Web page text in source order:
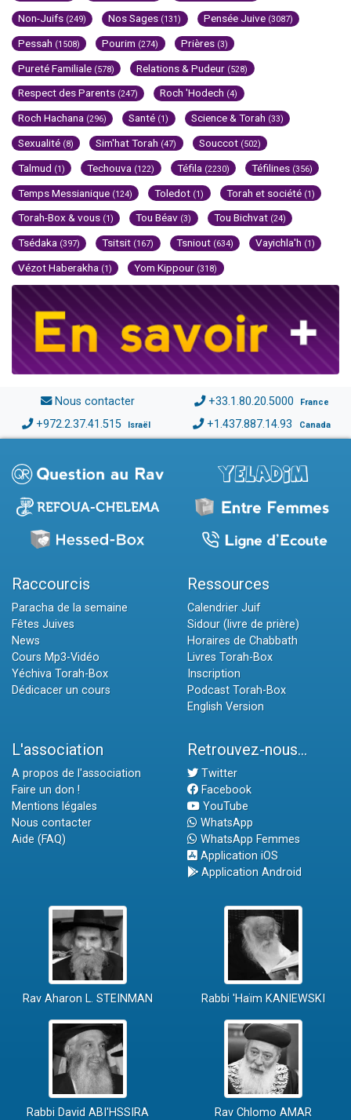
Non-Juifs (249) Nos Sages (131) Pensée Juive (3087)
Pessah (1508) Pourim (274) Prières (3)
Pureté Familiale (578) Relations & Pudeur (528)
Respect des Parents (247) Roch 'Hodech (4)
Roch Hachana (296) Santé (1) Science & Torah (33)
Sexualité (8) Sim'hat Torah (47) Souccot (502)
Talmud (1) Techouva (122) Téfila (2230) Téfilines (356)
Temps Messianique (124) Toledot (1) Torah et société (1)
Torah-Box & vous (1) Tou Béav (3) Tou Bichvat (24)
Tsédaka (397) Tsitsit (167) Tsniout (634) Vayichla'h (1)
Vézot Haberakha (1) Yom Kippour (318)
Nous contacter +33.1.80.20.5000 France
+972.2.37.41.515 Israël +1.437.887.14.93 Canada
Raccourcis
Paracha de la semaine
Fêtes Juives
News
Cours Mp3-Vidéo
Yéchiva Torah-Box
Dédicacer un cours
Ressources
Calendrier Juif
Sidour (livre de prière)
Horaires de Chabbath
Livres Torah-Box
Inscription
Podcast Torah-Box
English Version
L'association
A propos de l'association
Faire un don !
Mentions légales
Nous contacter
Aide (FAQ)
Retrouvez-nous...
Twitter
Facebook
YouTube
WhatsApp
WhatsApp Femmes
Application iOS
Application Android
Rav Aharon L. STEINMAN Rabbi 'Haïm KANIEWSKI
Rabbi David ABI'HSSIRA Rav Chlomo AMAR